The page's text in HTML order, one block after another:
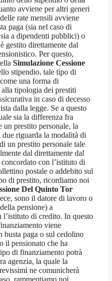
avviene per altri generi
rate mensili avviene
paga (sia nel caso di
a dipendenti pubblici) o
gestito direttamente dal
Per questo,
Simulazione Cessione
stipendio, tale tipo di
una forma di
tipologia dei prestiti
in caso di decesso
dalla legge. Se a questo
sia la differenza fra
prestito personale, la
riguarda la modalità di
un prestito personale tale
dal direttamente dal
con l’istituto di
postale o addebito sul
di prestito, ricordiamo noi
Del Quinto Tor
sono il datore di lavoro o
pensione) a
l’istituto di credito. In questo
viene
busta paga o sul cedolino
il pensionato che ha
di finanziamento potrà
agenzia, la quale la
ne comunicherà
rammentiamo noi